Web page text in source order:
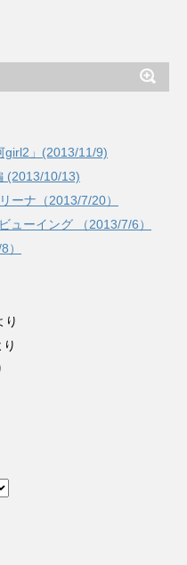
girl2」(2013/11/9)
(2013/10/13)
ナ（2013/7/20）
ューイング （2013/7/6）
り
り